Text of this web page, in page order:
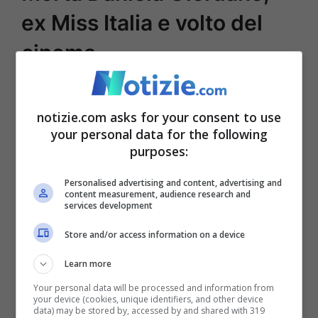
ex Miss Italia e volto del
cinema
YouTube)
notizie.com asks for your consent to use
your personal data for the following
purposes:
Personalised advertising and content, advertising and
content measurement, audience research and
services development
Store and/or access information on a device
Learn more
Your personal data will be processed and information from
your device (cookies, unique identifiers, and other device
data) may be stored by, accessed by and shared with 319